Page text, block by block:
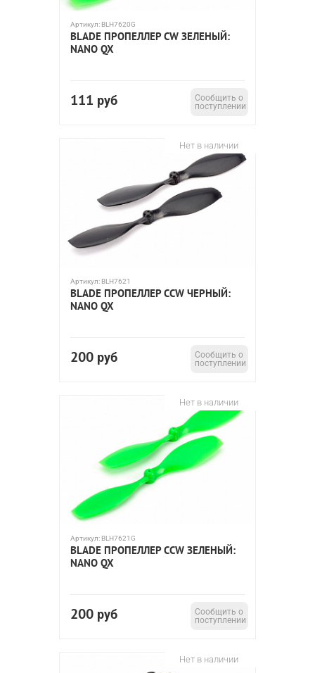
Артикул: BLH7620G
BLADE ПРОПЕЛЛЕР CW ЗЕЛЕНЫЙ:
NANO QX
111 руб
Сообщить о
поступлении
Нет в наличии
Артикул: BLH7621
BLADE ПРОПЕЛЛЕР CCW ЧЕРНЫЙ:
NANO QX
200 руб
Сообщить о
поступлении
Нет в наличии
Артикул: BLH7621G
BLADE ПРОПЕЛЛЕР CCW ЗЕЛЕНЫЙ:
NANO QX
200 руб
Сообщить о
поступлении
Нет в наличии